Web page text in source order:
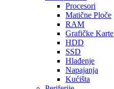
Procesori
Matične Ploče
RAM
Grafičke Karte
HDD
SSD
Hlađenje
Napajanja
Kućišta